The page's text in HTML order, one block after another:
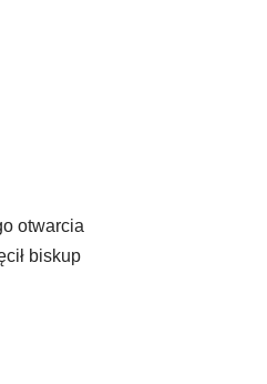
otwarcia
biskup